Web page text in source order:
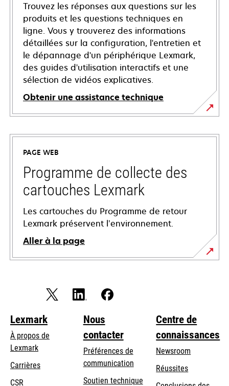
Trouvez les réponses aux questions sur les
produits et les questions techniques en
ligne. Vous y trouverez des informations
détaillées sur la configuration, l'entretien et
le dépannage d'un périphérique Lexmark,
des guides d'utilisation interactifs et une
sélection de vidéos explicatives.
Obtenir une assistance technique
s’ouvre
dans
nouvel
onglet
PAGE WEB
Programme de collecte des
cartouches Lexmark
Les cartouches du Programme de retour
Lexmark préservent l’environnement.
Aller à la page
Lexmark
À propos de
Lexmark
Carrières
CSR
Nous
contacter
Préférences de
communication
s’ouvre
Soutien techniques’ouvre
Centre de
connaissances
Newsroom
Réussites